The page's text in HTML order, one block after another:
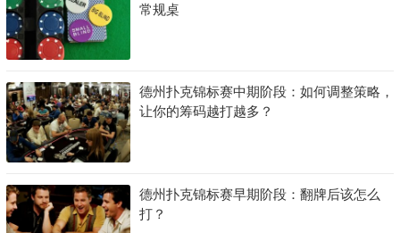
常规桌
德州扑克锦标赛中期阶段：如何调整策略，
让你的筹码越打越多？
德州扑克锦标赛早期阶段：翻牌后该怎么
打？